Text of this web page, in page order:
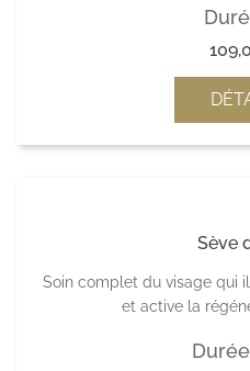
Sève
Soin complet du visage qui
et active la